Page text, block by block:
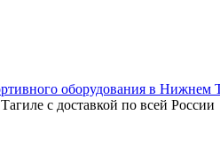
с доставкой по всей России